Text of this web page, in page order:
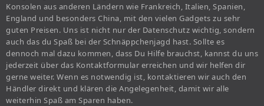
Konsolen aus anderen Ländern wie Frankreich, Italien, Spanien,
England und besonders China, mit den vielen Gadgets zu sehr
guten Preisen. Uns ist nicht nur der Datenschutz wichtig, sondern
auch das du Spaß bei der Schnäppchenjagd hast. Sollte es
dennoch mal dazu kommen, dass Du Hilfe brauchst, kannst du uns
jederzeit über das Kontaktformular erreichen und wir helfen dir
gerne weiter. Wenn es notwendig ist, kontaktieren wir auch den
Händler direkt und klären die Angelegenheit, damit wir alle
weiterhin Spaß am Sparen haben.